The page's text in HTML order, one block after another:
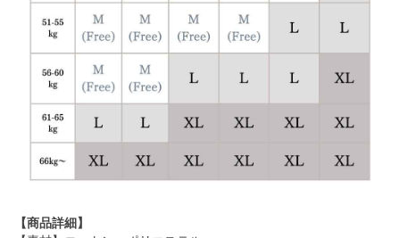
【商品詳細】